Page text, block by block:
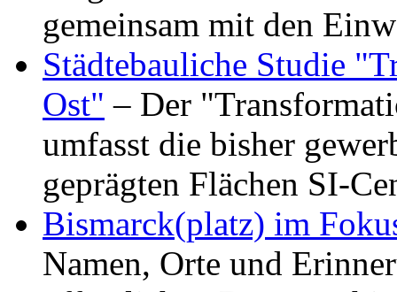
gemeinsam mit den
Städtebauliche Studie
Ost" – Der
umfasst die bisher
geprägten Flächen SI-
Bismarck(platz) im
Namen, Orte und